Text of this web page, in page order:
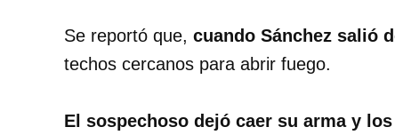
Se reportó que, cuando Sánchez salió
techos cercanos para abrir fuego.
El sospechoso dejó caer su arma y